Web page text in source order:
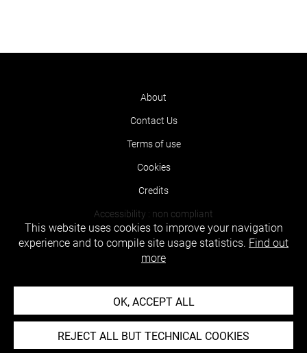
About
Contact Us
Terms of use
Cookies
Credits
Accessibility : non compliant
This website uses cookies to improve your navigation
experience and to compile site usage statistics. Find out
more
OK, ACCEPT ALL
REJECT ALL BUT TECHNICAL COOKIES